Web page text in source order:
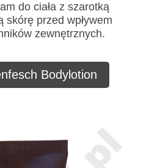
do ciała z szarotką
skórę przed wpływem
zewnętrznych.
Bodylotion